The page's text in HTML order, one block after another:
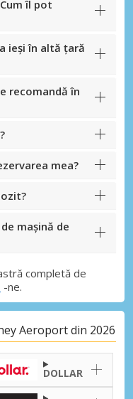
îl pot
ieși în altă țară
recomandă în
mea?
mașină de
completă de
-ne.
Aeroport din 2026
DOLLAR